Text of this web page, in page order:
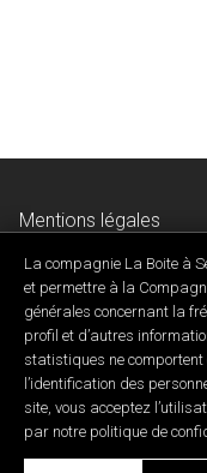
Mentions légales
Contactez-nous
Développé par ID Synergy
La compagnie La Boite à
et permettre à la
générales concernant la
profil et d’autres
statistiques ne
l’identification des
site, vous acceptez
par notre politique de